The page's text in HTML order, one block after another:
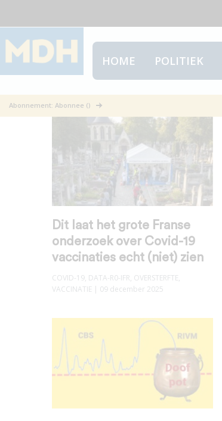
HOME POLITIEK
Abonnement: Abonnee ()
Oversterfte
Dit laat het grote Franse
onderzoek over Covid-19
vaccinaties echt (niet) zien
COVID-19, DATA-R0-IFR, OVERSTERFTE,
VACCINATIE | 09 december 2025